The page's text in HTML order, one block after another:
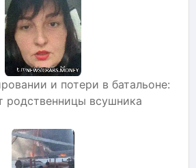
и потери в батальоне:
родственницы всушника